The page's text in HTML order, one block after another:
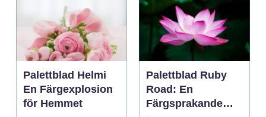
Palettblad Helmi
En Färgexplosion
för Hemmet
Palettblad Ruby
Road: En
Färgsprakande